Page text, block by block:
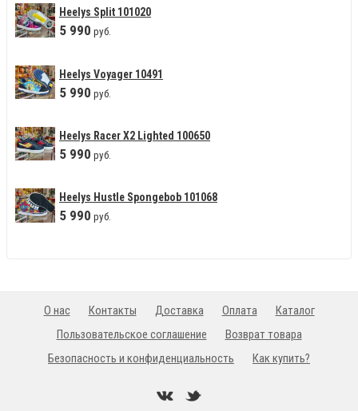
Heelys Split 101020
5 990 руб.
Heelys Voyager 10491
5 990 руб.
Heelys Racer X2 Lighted 100650
5 990 руб.
Heelys Hustle Spongebob 101068
5 990 руб.
О нас Контакты Доставка Оплата
Каталог
Пользовательское соглашение
Возврат товара
Безопасность и конфиденциальность
Как купить?